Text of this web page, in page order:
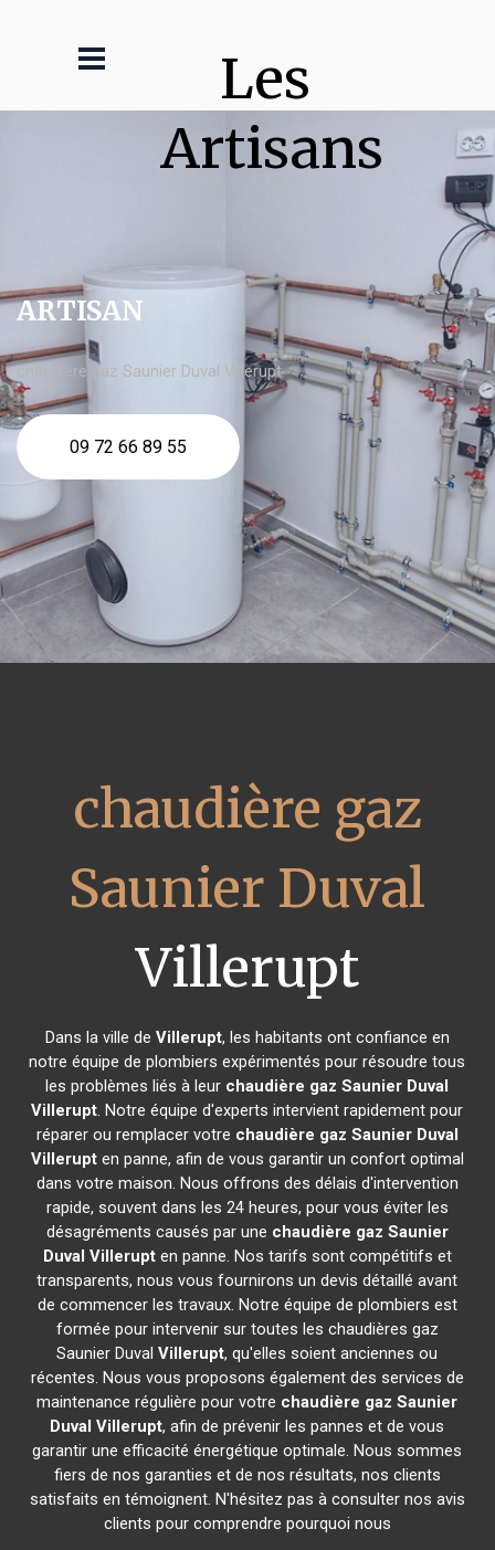
Les
Artisans
ARTISAN
chaudière gaz Saunier Duval Villerupt
09 72 66 89 55
chaudière gaz
Saunier Duval
Villerupt
Dans la ville de Villerupt, les habitants ont confiance en
notre équipe de plombiers expérimentés pour résoudre tous
les problèmes liés à leur chaudière gaz Saunier Duval
Villerupt. Notre équipe d'experts intervient rapidement pour
réparer ou remplacer votre chaudière gaz Saunier Duval
Villerupten panne, afin de vous garantir un confort optimal
dans votre maison. Nous offrons des délais d'intervention
rapide, souvent dans les 24 heures, pour vous éviter les
désagréments causés par une chaudière gaz Saunier
Duval Villerupten panne. Nos tarifs sont compétitifs et
transparents, nous vous fournirons un devis détaillé avant
de commencer les travaux. Notre équipe de plombiers est
formée pour intervenir sur toutes les chaudières gaz
Saunier DuvalVillerupt, qu'elles soient anciennes ou
récentes. Nous vous proposons également des services de
maintenance régulière pour votre chaudière gaz Saunier
Duval Villerupt, afin de prévenir les pannes et de vous
garantir une efficacité énergétique optimale. Nous sommes
fiers de nos garanties et de nos résultats, nos clients
satisfaits en témoignent. N'hésitez pas à consulter nos avis
clients pour comprendre pourquoi nous